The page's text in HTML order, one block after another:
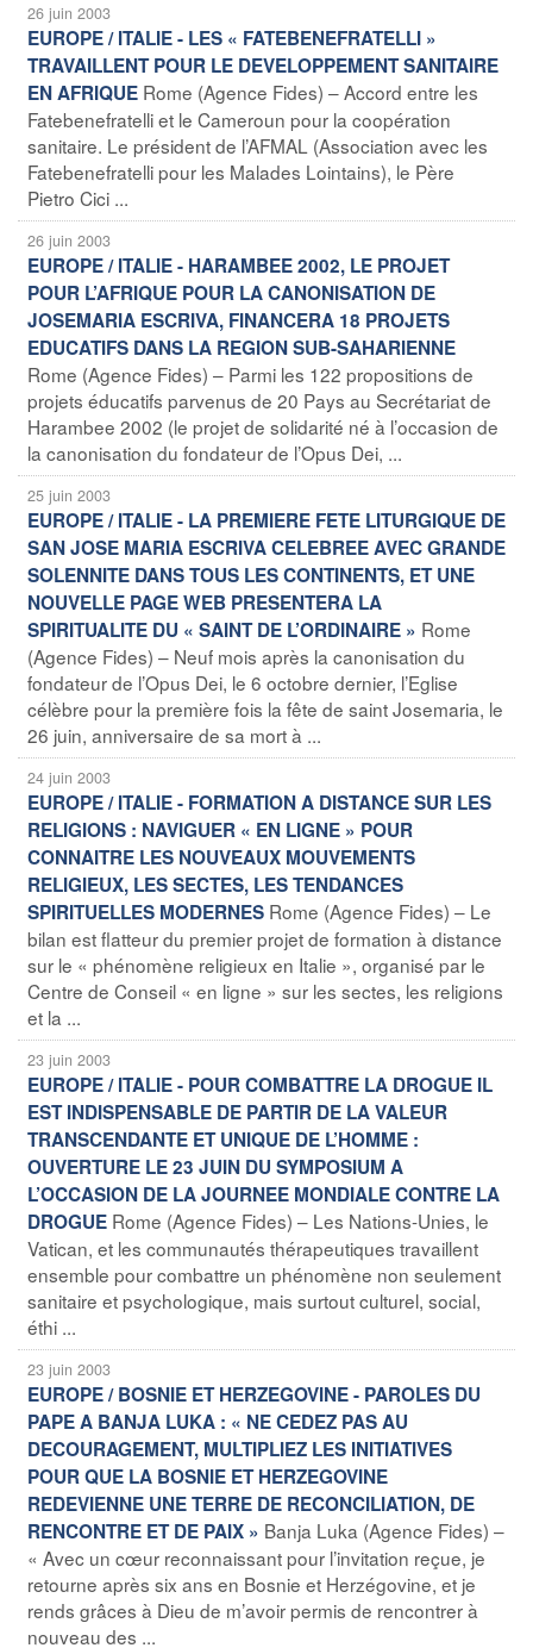
26 juin 2003
EUROPE / ITALIE - LES « FATEBENEFRATELLI »
TRAVAILLENT POUR LE DEVELOPPEMENT SANITAIRE
EN AFRIQUE Rome (Agence Fides) – Accord entre les
Fatebenefratelli et le Cameroun pour la coopération
sanitaire. Le président de l’AFMAL (Association avec les
Fatebenefratelli pour les Malades Lointains), le Père
Pietro Cici ...
26 juin 2003
EUROPE / ITALIE - HARAMBEE 2002, LE PROJET
POUR L’AFRIQUE POUR LA CANONISATION DE
JOSEMARIA ESCRIVA, FINANCERA 18 PROJETS
EDUCATIFS DANS LA REGION SUB-SAHARIENNE
Rome (Agence Fides) – Parmi les 122 propositions de
projets éducatifs parvenus de 20 Pays au Secrétariat de
Harambee 2002 (le projet de solidarité né à l’occasion de
la canonisation du fondateur de l’Opus Dei, ...
25 juin 2003
EUROPE / ITALIE - LA PREMIERE FETE LITURGIQUE DE
SAN JOSE MARIA ESCRIVA CELEBREE AVEC GRANDE
SOLENNITE DANS TOUS LES CONTINENTS, ET UNE
NOUVELLE PAGE WEB PRESENTERA LA
SPIRITUALITE DU « SAINT DE L’ORDINAIRE » Rome
(Agence Fides) – Neuf mois après la canonisation du
fondateur de l’Opus Dei, le 6 octobre dernier, l’Eglise
célèbre pour la première fois la fête de saint Josemaria, le
26 juin, anniversaire de sa mort à ...
24 juin 2003
EUROPE / ITALIE - FORMATION A DISTANCE SUR LES
RELIGIONS : NAVIGUER « EN LIGNE » POUR
CONNAITRE LES NOUVEAUX MOUVEMENTS
RELIGIEUX, LES SECTES, LES TENDANCES
SPIRITUELLES MODERNES Rome (Agence Fides) – Le
bilan est flatteur du premier projet de formation à distance
sur le « phénomène religieux en Italie », organisé par le
Centre de Conseil « en ligne » sur les sectes, les religions
et la ...
23 juin 2003
EUROPE / ITALIE - POUR COMBATTRE LA DROGUE IL
EST INDISPENSABLE DE PARTIR DE LA VALEUR
TRANSCENDANTE ET UNIQUE DE L’HOMME :
OUVERTURE LE 23 JUIN DU SYMPOSIUM A
L’OCCASION DE LA JOURNEE MONDIALE CONTRE LA
DROGUE Rome (Agence Fides) – Les Nations-Unies, le
Vatican, et les communautés thérapeutiques travaillent
ensemble pour combattre un phénomène non seulement
sanitaire et psychologique, mais surtout culturel, social,
éthi ...
23 juin 2003
EUROPE / BOSNIE ET HERZEGOVINE - PAROLES DU
PAPE A BANJA LUKA : « NE CEDEZ PAS AU
DECOURAGEMENT, MULTIPLIEZ LES INITIATIVES
POUR QUE LA BOSNIE ET HERZEGOVINE
REDEVIENNE UNE TERRE DE RECONCILIATION, DE
RENCONTRE ET DE PAIX » Banja Luka (Agence Fides) –
« Avec un cœur reconnaissant pour l’invitation reçue, je
retourne après six ans en Bosnie et Herzégovine, et je
rends grâces à Dieu de m’avoir permis de rencontrer à
nouveau des ...